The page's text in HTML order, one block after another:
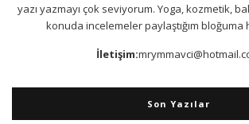
yazı yazmayı çok seviyorum. Yoga, kozmetik,
konuda incelemeler paylaştığım bloğuma
İletişim:
Son Yazılar